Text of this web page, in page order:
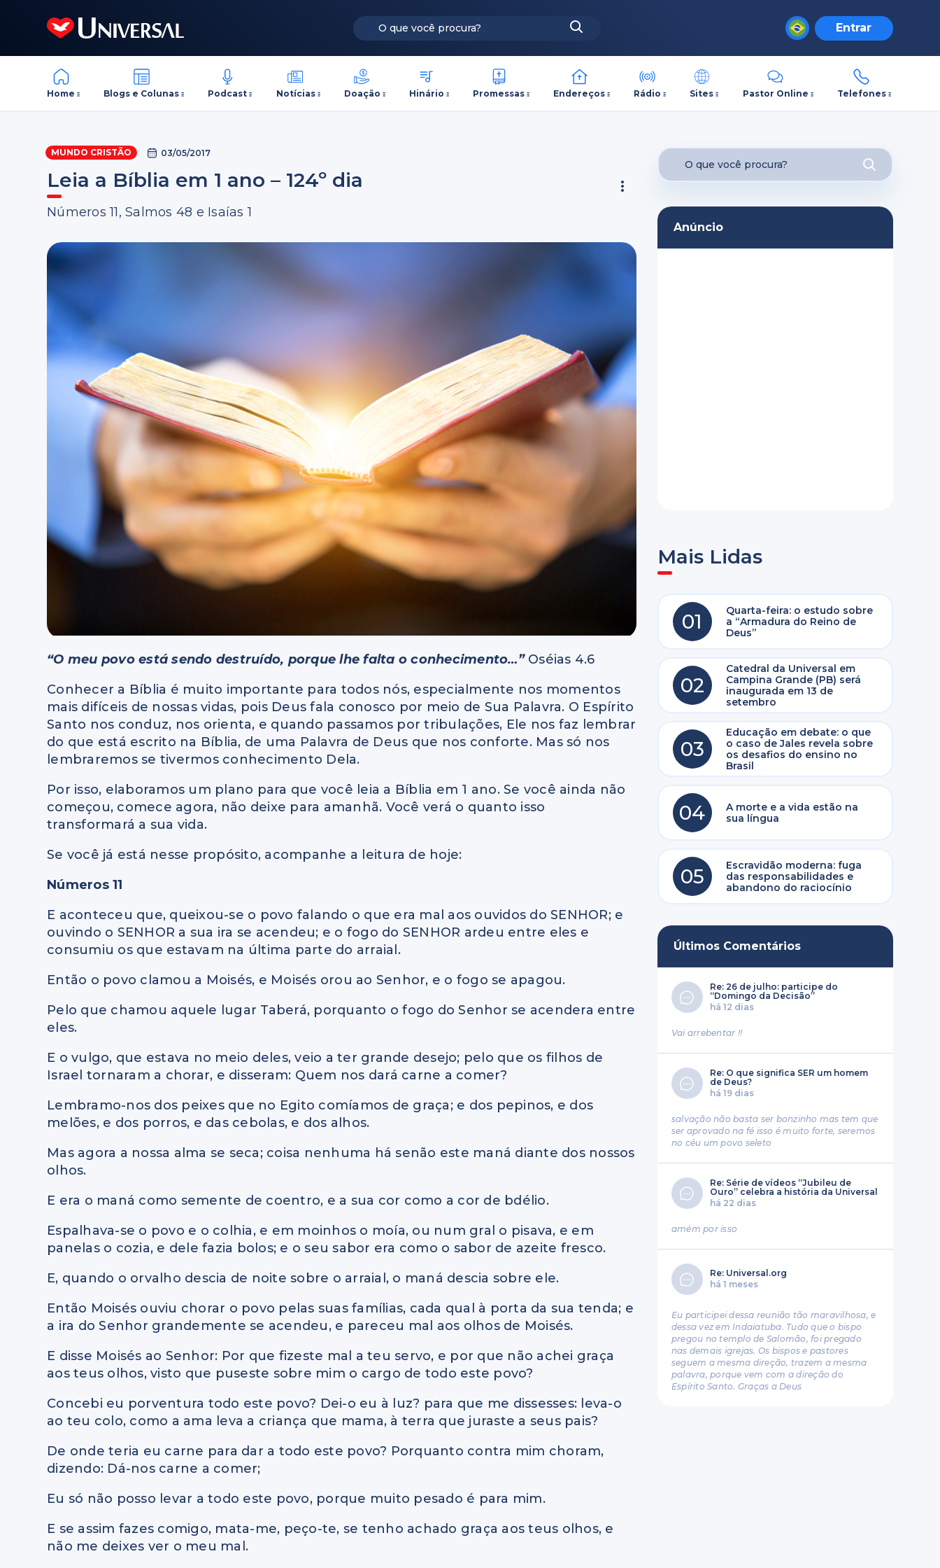
Entrar
Home Blogs e Colunas Podcast Notícias Doação Hinário Promessas Endereços Rádio Sites Pastor Online Telefones
MUNDO CRISTÃO 03/05/2017
Leia a Bíblia em 1 ano – 124º dia
Números 11, Salmos 48 e Isaías 1
“O meu povo está sendo destruído, porque lhe falta o conhecimento…”Oséias 4.6
Conhecer a Bíblia é muito importante para todos nós, especialmente nos momentos
mais difíceis de nossas vidas, pois Deus fala conosco por meio de Sua Palavra. O Espírito
Santo nos conduz, nos orienta, e quando passamos por tribulações, Ele nos faz lembrar
do que está escrito na Bíblia, de uma Palavra de Deus que nos conforte. Mas só nos
lembraremos se tivermos conhecimento Dela.
Por isso, elaboramos um plano para que você leia a Bíblia em 1 ano. Se você ainda não
começou, comece agora, não deixe para amanhã. Você verá o quanto isso
transformará a sua vida.
Se você já está nesse propósito, acompanhe a leitura de hoje:
Números 11
E aconteceu que, queixou-se o povo falando o que era mal aos ouvidos do SENHOR; e
ouvindo o SENHOR a sua ira se acendeu; e o fogo do SENHOR ardeu entre eles e
consumiu os que estavam na última parte do arraial.
Então o povo clamou a Moisés, e Moisés orou ao Senhor, e o fogo se apagou.
Pelo que chamou aquele lugar Taberá, porquanto o fogo do Senhor se acendera entre
eles.
E o vulgo, que estava no meio deles, veio a ter grande desejo; pelo que os filhos de
Israel tornaram a chorar, e disseram: Quem nos dará carne a comer?
Lembramo-nos dos peixes que no Egito comíamos de graça; e dos pepinos, e dos
melões, e dos porros, e das cebolas, e dos alhos.
Mas agora a nossa alma se seca; coisa nenhuma há senão este maná diante dos nossos
olhos.
E era o maná como semente de coentro, e a sua cor como a cor de bdélio.
Espalhava-se o povo e o colhia, e em moinhos o moía, ou num gral o pisava, e em
panelas o cozia, e dele fazia bolos; e o seu sabor era como o sabor de azeite fresco.
E, quando o orvalho descia de noite sobre o arraial, o maná descia sobre ele.
Então Moisés ouviu chorar o povo pelas suas famílias, cada qual à porta da sua tenda; e
a ira do Senhor grandemente se acendeu, e pareceu mal aos olhos de Moisés.
E disse Moisés ao Senhor: Por que fizeste mal a teu servo, e por que não achei graça
aos teus olhos, visto que puseste sobre mim o cargo de todo este povo?
Concebi eu porventura todo este povo? Dei-o eu à luz? para que me dissesses: leva-o
ao teu colo, como a ama leva a criança que mama, à terra que juraste a seus pais?
De onde teria eu carne para dar a todo este povo? Porquanto contra mim choram,
dizendo: Dá-nos carne a comer;
Eu só não posso levar a todo este povo, porque muito pesado é para mim.
E se assim fazes comigo, mata-me, peço-te, se tenho achado graça aos teus olhos, e
não me deixes ver o meu mal.
Anúncio
Mais Lidas
01
Quarta-feira: o estudo sobre
a “Armadura do Reino de
Deus”
02
Catedral da Universal em
Campina Grande (PB) será
inaugurada em 13 de
setembro
03
Educação em debate: o que
o caso de Jales revela sobre
os desafios do ensino no
Brasil
04
A morte e a vida estão na
sua língua
05
Escravidão moderna: fuga
das responsabilidades e
abandono do raciocínio
Últimos Comentários
Re: 26 de julho: participe do
“Domingo da Decisão”
há 12 dias
Vai arrebentar !!
Re: O que significa SER um homem
de Deus?
há 19 dias
salvação não basta ser bonzinho mas tem que
ser aprovado na fé isso é muito forte, seremos
no céu um povo seleto
Re: Série de vídeos “Jubileu de
Ouro” celebra a história da Universal
há 22 dias
amém por isso
Re: Universal.org
há 1 meses
Eu participei dessa reunião tão maravilhosa, e
dessa vez em Indaiatuba. Tudo que o bispo
pregou no templo de Salomão, foi pregado
nas demais igrejas. Os bispos e pastores
seguem a mesma direção, trazem a mesma
palavra, porque vem com a direção do
Espírito Santo. Graças a Deus